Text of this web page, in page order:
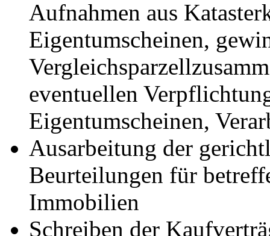
Aufnahmen aus
Eigentumscheinen,
eventuellen
Eigentumscheinen,
Ausarbeitung der
Beurteilungen für
Immobilien
Schreiben der